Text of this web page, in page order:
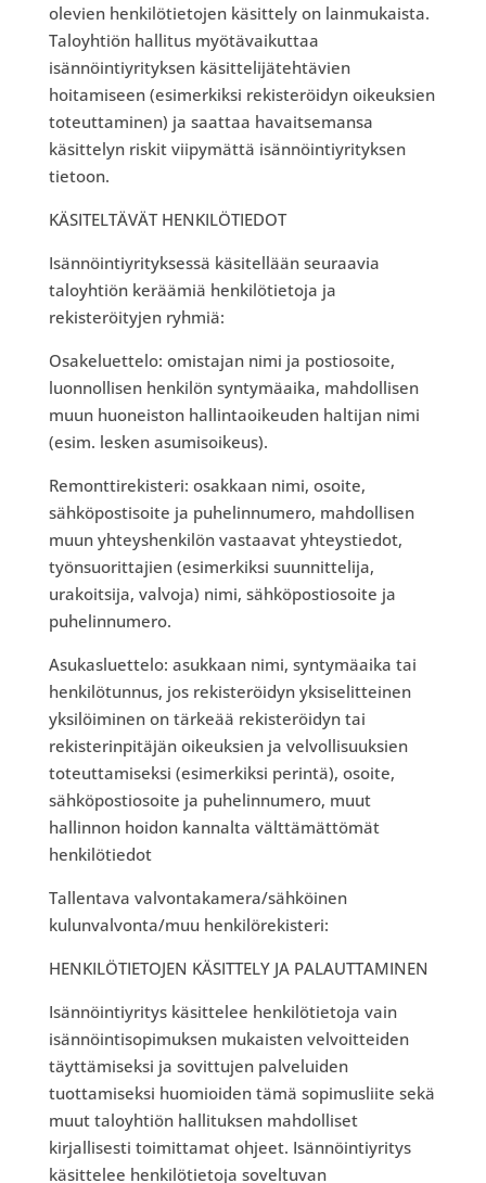
olevien henkilötietojen käsittely on lainmukaista.
Taloyhtiön hallitus myötävaikuttaa
isännöintiyrityksen käsittelijätehtävien
hoitamiseen (esimerkiksi rekisteröidyn oikeuksien
toteuttaminen) ja saattaa havaitsemansa
käsittelyn riskit viipymättä isännöintiyrityksen
tietoon.
KÄSITELTÄVÄT HENKILÖTIEDOT
Isännöintiyrityksessä käsitellään seuraavia
taloyhtiön keräämiä henkilötietoja ja
rekisteröityjen ryhmiä:
Osakeluettelo: omistajan nimi ja postiosoite,
luonnollisen henkilön syntymäaika, mahdollisen
muun huoneiston hallintaoikeuden haltijan nimi
(esim. lesken asumisoikeus).
Remonttirekisteri: osakkaan nimi, osoite,
sähköpostisoite ja puhelinnumero, mahdollisen
muun yhteyshenkilön vastaavat yhteystiedot,
työnsuorittajien (esimerkiksi suunnittelija,
urakoitsija, valvoja) nimi, sähköpostiosoite ja
puhelinnumero.
Asukasluettelo: asukkaan nimi, syntymäaika tai
henkilötunnus, jos rekisteröidyn yksiselitteinen
yksilöiminen on tärkeää rekisteröidyn tai
rekisterinpitäjän oikeuksien ja velvollisuuksien
toteuttamiseksi (esimerkiksi perintä), osoite,
sähköpostiosoite ja puhelinnumero, muut
hallinnon hoidon kannalta välttämättömät
henkilötiedot
Tallentava valvontakamera/sähköinen
kulunvalvonta/muu henkilörekisteri:
HENKILÖTIETOJEN KÄSITTELY JA PALAUTTAMINEN
Isännöintiyritys käsittelee henkilötietoja vain
isännöintisopimuksen mukaisten velvoitteiden
täyttämiseksi ja sovittujen palveluiden
tuottamiseksi huomioiden tämä sopimusliite sekä
muut taloyhtiön hallituksen mahdolliset
kirjallisesti toimittamat ohjeet. Isännöintiyritys
käsittelee henkilötietoja soveltuvan